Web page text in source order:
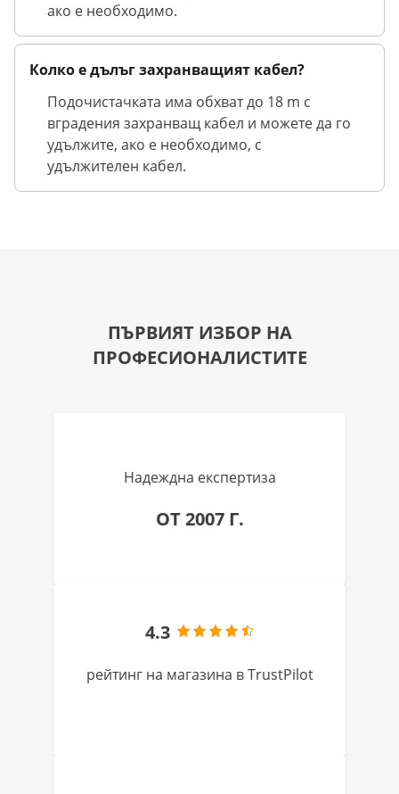
ако е необходимо.
Колко е дълъг захранващият кабел?
Подочистачката има обхват до 18 m с
вградения захранващ кабел и можете да го
удължите, ако е необходимо, с
удължителен кабел.
ПЪРВИЯТ ИЗБОР НА
ПРОФЕСИОНАЛИСТИТЕ
Надеждна експертиза
ОТ 2007 Г.
4.3
рейтинг на магазина в TrustPilot